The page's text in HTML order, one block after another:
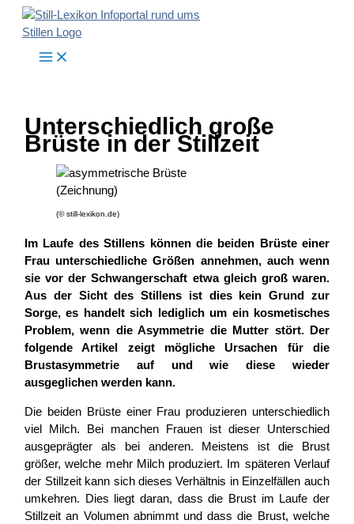
Zum
Inhalt
Unterschiedlich große
Brüste in der Stillzeit
(© still-lexikon.de)
Im Laufe des Stillens können die beiden Brüste einer
Frau unterschiedliche Größen annehmen, auch wenn
sie vor der Schwangerschaft etwa gleich groß waren.
Aus der Sicht des Stillens ist dies kein Grund zur
Sorge, es handelt sich lediglich um ein kosmetisches
Problem, wenn die Asymmetrie die Mutter stört. Der
folgende Artikel zeigt mögliche Ursachen für die
Brustasymmetrie auf und wie diese wieder
ausgeglichen werden kann.
Die beiden Brüste einer Frau produzieren unterschiedlich
viel Milch. Bei manchen Frauen ist dieser Unterschied
ausgeprägter als bei anderen. Meistens ist die Brust
größer, welche mehr Milch produziert. Im späteren Verlauf
der Stillzeit kann sich dieses Verhältnis in Einzelfällen auch
umkehren. Dies liegt daran, dass die Brust im Laufe der
Stillzeit an Volumen abnimmt und dass die Brust, welche